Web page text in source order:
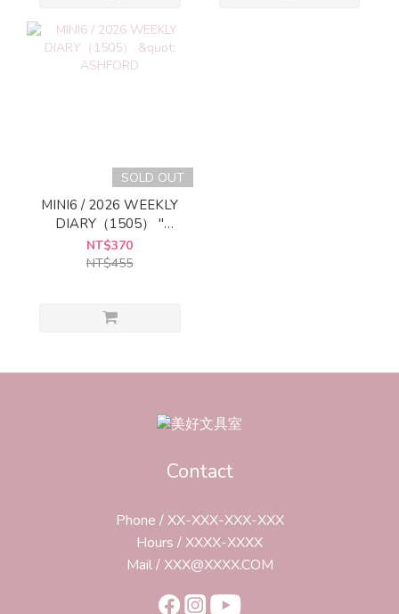
SOLD OUT
MINI6 / 2026 WEEKLY
DIARY（1505） "
ASHFORD
NT$370
NT$455
Contact
Phone / XX-XXX-XXX-XXX
Hours / XXXX-XXXX
Mail / XXX@XXXX.COM